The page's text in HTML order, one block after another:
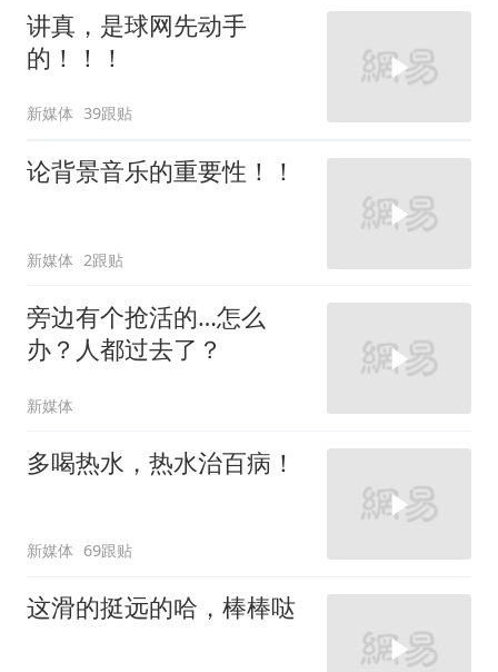
讲真，是球网先动手
的！！！
新媒体 39跟贴
论背景音乐的重要性！！
新媒体 2跟贴
旁边有个抢活的…怎么
办？人都过去了？
新媒体
多喝热水，热水治百病！
新媒体 69跟贴
这滑的挺远的哈，棒棒哒